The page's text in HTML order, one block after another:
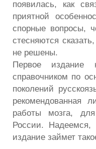
появилась, как
приятной
спорные вопросы,
стесняются
не решены.
Первое издание
справочником по
поколений
рекомендованная
работы мозга,
России. Надеемся,
издание займет